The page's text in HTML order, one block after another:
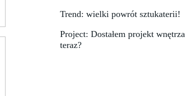
Trend: wielki powrót sztukaterii!
Project: Dostałem projekt
teraz?